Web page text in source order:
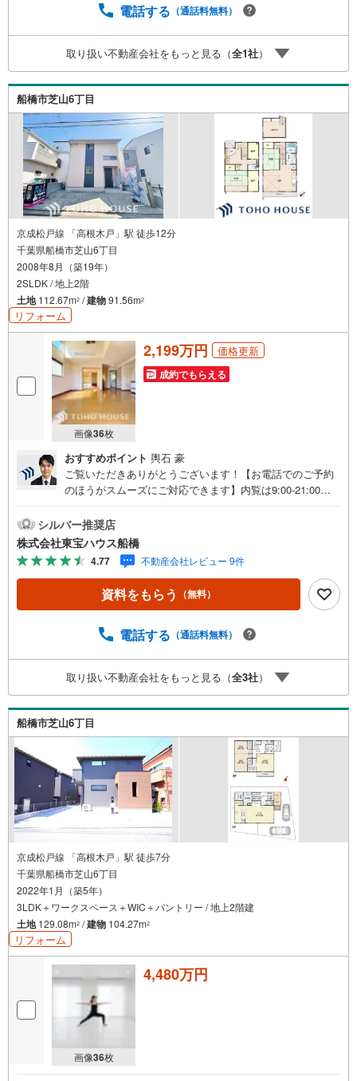
いをさせていただきます。私たちが携わる不動産ビジネス
です。営業スタッフを管理職が常にサポートする体制で、
ダブルチェックはもちろん何度も報告と確認を繰り返し、
取引の安全性を追求しています。ご覧いただきありがとう
ございます！
電話する （通話料無料）
取り扱い不動産会社をもっと見る（全1社）
船橋市芝山6丁目
京成松戸線 「高根木戸」駅 徒歩12分
千葉県船橋市芝山6丁目
2008年8月（築19年）
2SLDK / 地上2階
土地112.67m2 /建物91.56m2
リフォーム
画像36枚
2,199万円 価格更新
成約でもらえる
おすすめポイント 輿石 豪
ご覧いただきありがとうございます！【お電話でのご予約
のほうがスムーズにご対応できます】内覧は9:00-21:00ま
［室内・現地を見学する］をクリック（2）本日～4日以内
をご希望の方は「ご要望・ご質問欄」に希望日時をご記入
ください！《東宝ハウス船橋のこだわり》スタッフ一同、
すべてのお客様に対して、自分の家族や仲の良い友人に対
するときと同じ気持ちで接客させていただいています。お
客様ひとりひとりが理想の住宅と出会い、住宅ローンやそ
まで、お付き合いをさせていただきます。
シルバー推奨店
株式会社東宝ハウス船橋
4.77 不動産会社レビュー 9件
資料をもらう （無料）
電話する （通話料無料）
取り扱い不動産会社をもっと見る（全3社）
船橋市芝山6丁目
京成松戸線 「高根木戸」駅 徒歩7分
千葉県船橋市芝山6丁目
2022年1月（築5年）
3LDK＋ワークスペース＋WIC＋パントリー / 地上2階建
土地129.08m2 /建物 104.27m2
リフォーム
画像36枚
4,480万円